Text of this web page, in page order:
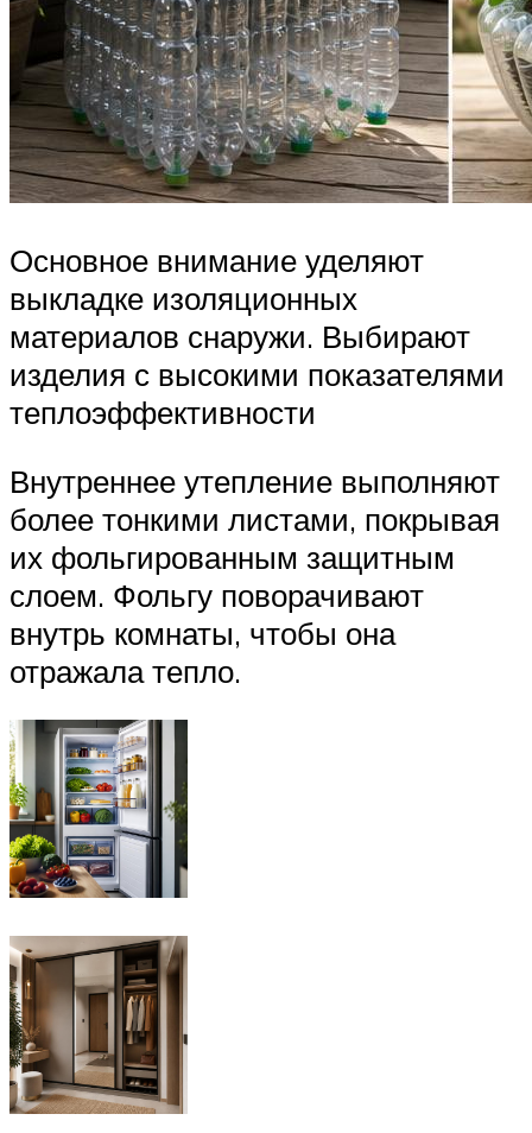
Основное внимание уделяют
выкладке изоляционных
материалов снаружи. Выбирают
изделия с высокими показателями
теплоэффективности
Внутреннее утепление выполняют
более тонкими листами, покрывая
их фольгированным защитным
слоем. Фольгу поворачивают
внутрь комнаты, чтобы она
отражала тепло.